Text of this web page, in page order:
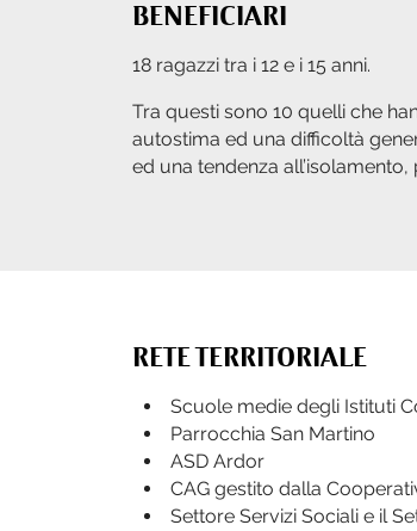
BENEFICIARI
18 ragazzi tra i 12 e i 15 anni.
Tra questi sono 10 quelli che
autostima ed una difficoltà
ed una tendenza
RETE TERRITORIALE
Scuole medie degli Istituti
Parrocchia San Martino
ASD Ardor
CAG gestito dalla
Settore Servizi Sociali e il